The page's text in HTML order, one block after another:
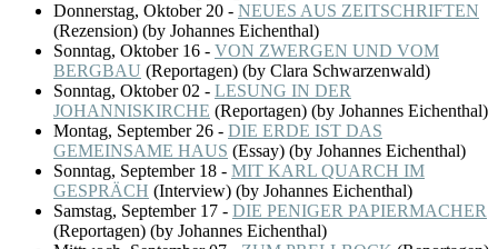
Donnerstag, Oktober 20 - NEUES AUS ZEITSCHRIFTEN
(Rezension) (by Johannes Eichenthal)
Sonntag, Oktober 16 - VON ZWERGEN UND VOM
BERGBAU (Reportagen) (by Clara Schwarzenwald)
Sonntag, Oktober 02 - LESUNG IN DER
JOHANNISKIRCHE (Reportagen) (by Johannes Eichenthal)
Montag, September 26 - DIE ERDE IST DAS
GEMEINSAME HAUS (Essay) (by Johannes Eichenthal)
Sonntag, September 18 - MIT KARL QUARCH IM
GESPRÄCH (Interview) (by Johannes Eichenthal)
Samstag, September 17 - DIE PENIGER PAPIERMACHER
(Reportagen) (by Johannes Eichenthal)